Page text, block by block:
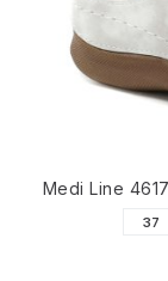
Medi Line
37